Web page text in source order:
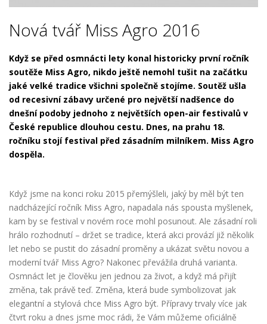
Nová tvář Miss Agro 2016
Když se před osmnácti lety konal historicky první ročník
soutěže Miss Agro, nikdo ještě nemohl tušit na začátku
jaké velké tradice všichni společně stojíme. Soutěž ušla
od recesivní zábavy určené pro největší nadšence do
dnešní podoby jednoho z největších open-air festivalů v
České republice dlouhou cestu. Dnes, na prahu 18.
ročníku stojí festival před zásadním milníkem. Miss Agro
dospěla.
Když jsme na konci roku 2015 přemýšleli, jaký by měl být ten
nadcházející ročník Miss Agro, napadala nás spousta myšlenek,
kam by se festival v novém roce mohl posunout. Ale zásadní roli
hrálo rozhodnutí – držet se tradice, která akci provází již několik
let nebo se pustit do zásadní proměny a ukázat světu novou a
moderní tvář Miss Agro? Nakonec převážila druhá varianta.
Osmnáct let je člověku jen jednou za život, a když má přijít
změna, tak právě teď. Změna, která bude symbolizovat jak
elegantní a stylová chce Miss Agro být. Přípravy trvaly více jak
čtvrt roku a dnes jsme moc rádi, že Vám můžeme oficiálně